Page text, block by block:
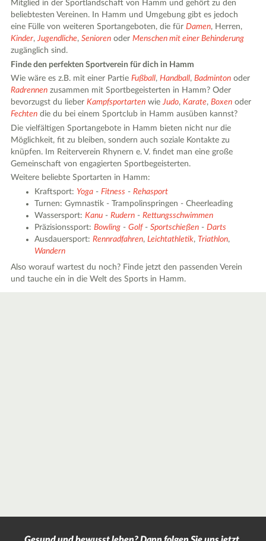
Mitglied in der Sportlandschaft von Hamm und gehört zu den
beliebtesten Vereinen. In Hamm und Umgebung gibt es jedoch
eine Fülle von weiteren Sportangeboten, die fürDamen, Herren,
Kinder,Jugendliche,Senioren oderMenschen mit einer Behinderung
zugänglich sind.
Finde den perfekten Sportverein für dich in Hamm
Wie wäre es z.B. mit einer PartieFußball,Handball,Badminton oder
Radrennen zusammen mit Sportbegeisterten in Hamm? Oder
bevorzugst du lieberKampfsportarten wieJudo,Karate,Boxen oder
Fechten die du bei einem Sportclub in Hamm ausüben kannst?
Die vielfältigen Sportangebote in Hamm bieten nicht nur die
Möglichkeit, fit zu bleiben, sondern auch soziale Kontakte zu
knüpfen. Im Reiterverein Rhynern e. V. findet man eine große
Gemeinschaft von engagierten Sportbegeisterten.
Weitere beliebte Sportarten in Hamm:
Kraftsport: Yoga -Fitness -Rehasport
Turnen: Gymnastik - Trampolinspringen - Cheerleading
Wassersport:Kanu -Rudern -Rettungsschwimmen
Präzisionssport:Bowling -Golf-Sportschießen -Darts
Ausdauersport:Rennradfahren,Leichtathletik,Triathlon,
Wandern
Also worauf wartest du noch? Finde jetzt den passenden Verein
und tauche ein in die Welt des Sports in Hamm.